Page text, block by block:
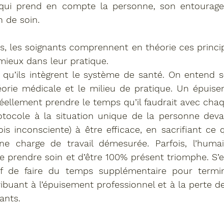
prend en compte la personne, son
de soin.
les soignants comprennent en théorie ces
dans leur pratique.
qu’ils intègrent le système de santé. On entend
médicale et le milieu de pratique. Un
prendre le temps qu’il faudrait avec
à la situation unique de la personne
inconsciente) à être efficace, en sacrifiant ce
charge de travail démesurée. Parfois,
prendre soin et d’être 100% présent triomphe.
de faire du temps supplémentaire pour
à l’épuisement professionnel et à la perte